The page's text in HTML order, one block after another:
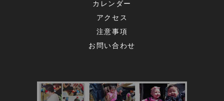
カレンダー
アクセス
注意事項
お問い合わせ